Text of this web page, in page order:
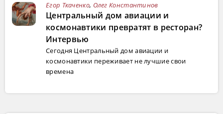
Егор Ткаченко, Олег Константинов
Центральный дом авиации и
космонавтики превратят в ресторан?
Интервью
Сегодня Центральный дом авиации и
космонавтики переживает не лучшие свои
времена